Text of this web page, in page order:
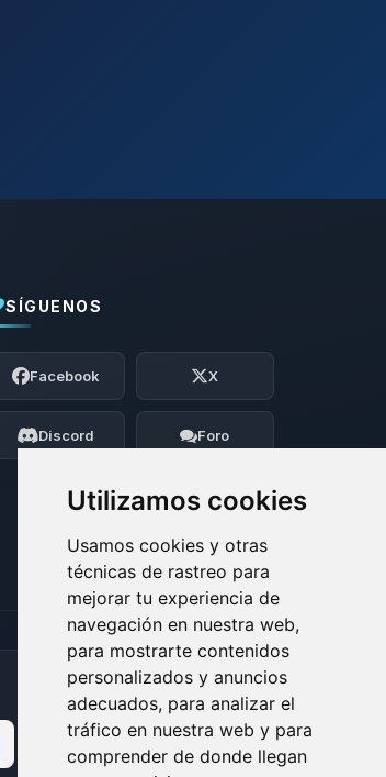
Utilizamos cookies
Usamos cookies y otras
técnicas de rastreo para
mejorar tu experiencia de
navegación en nuestra web,
para mostrarte contenidos
personalizados y anuncios
adecuados, para analizar el
tráfico en nuestra web y para
comprender de donde llegan
SÍGUENOS
Facebook X
Discord Foro
por fin alguien con quien hablar!
Choupy, tu pequeno asistente de
BoxToPlay. Cuentame que necesitas y
mis pequenos circuitos para
ayudarte.
08/2026 19:10